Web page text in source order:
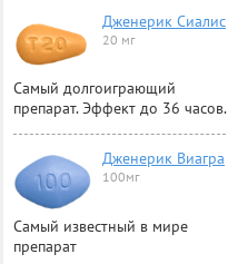
Дженерик Сиалис
20 мг
Самый долгоиграющий
препарат. Эффект до 36 часов.
Дженерик Виагра
100мг
Самый известный в мире
препарат